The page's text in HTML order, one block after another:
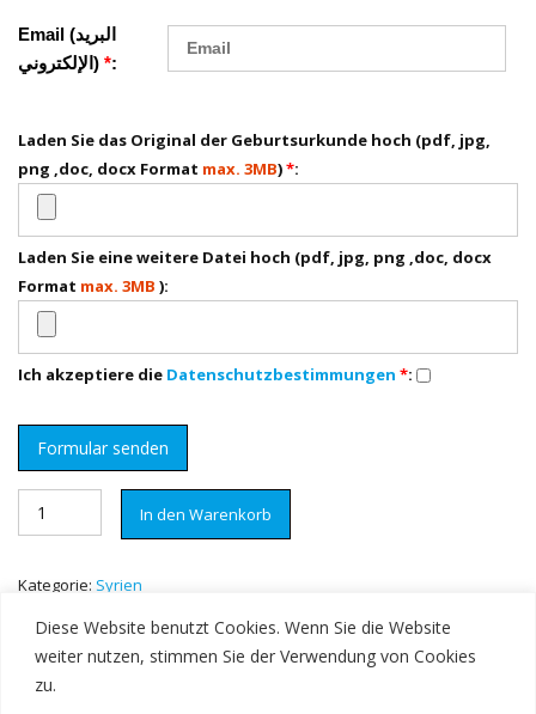
Diese Website benutzt Cookies. Wenn Sie die Website
weiter nutzen, stimmen Sie der Verwendung von Cookies
zu.
Email (البريد
الإلكتروني) *:
Laden Sie das Original der Geburtsurkunde hoch (pdf, jpg,
png ,doc, docx Format max. 3MB)*:
Laden Sie eine weitere Datei hoch (pdf, jpg, png ,doc, docx
Format max. 3MB ):
Ich akzeptiere die Datenschutzbestimmungen *:
Geburtsurkunde
Syrien
In den Warenkorb
Kategorie: Syrien